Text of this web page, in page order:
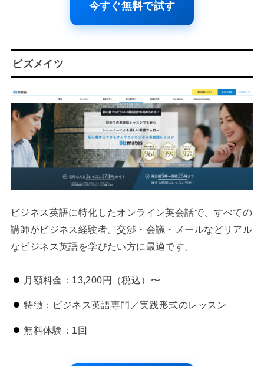
今すぐ無料で試す
ビズメイツ
ビジネス英語に特化したオンライン英会話で、すべての
講師がビジネス経験者。交渉・会議・メールなどリアル
なビジネス英語を学びたい方に最適です。
月額料金：13,200円（税込）〜
特徴：ビジネス英語専門／実践形式のレッスン
無料体験：1回